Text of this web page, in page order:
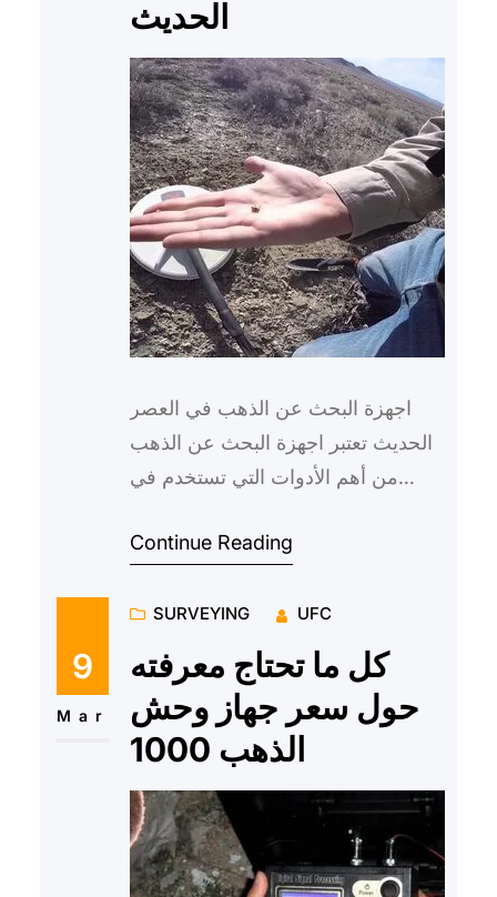
الحديث
اجهزة البحث عن الذهب في العصر
الحديث تعتبر اجهزة البحث عن الذهب
من أهم الأدوات التي تستخدم في
Continue Reading
9
Mar
SURVEYING UFC
كل ما تحتاج معرفته
حول سعر جهاز وحش
الذهب 1000